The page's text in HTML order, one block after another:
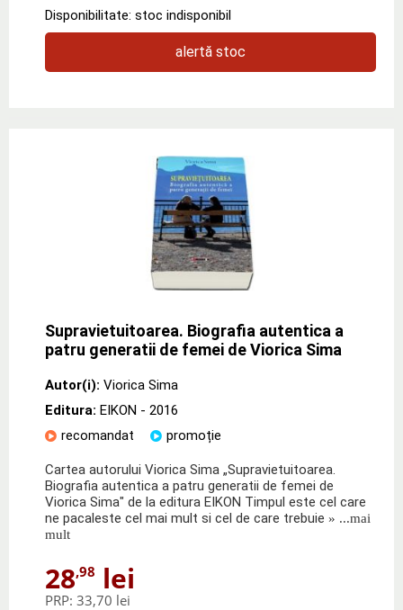
Disponibilitate: stoc indisponibil
alertă stoc
Supravietuitoarea. Biografia autentica a
patru generatii de femei de Viorica Sima
Autor(i): Viorica Sima
Editura: EIKON - 2016
recomandat
promoție
Cartea autorului Viorica Sima „Supravietuitoarea.
Biografia autentica a patru generatii de femei de
Viorica Sima" de la editura EIKON Timpul este cel care
ne pacaleste cel mai mult si cel de care trebuie » ...mai
mult
28,98 lei
PRP: 33,70 lei